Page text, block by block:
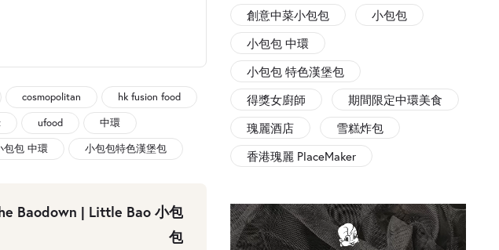
cosmopolitan
hk fusion food
ufood
中環
包包 中環 小包包特色漢堡包
Baodown | Little Bao 小包
包
創意中菜小包包
小包包
小包包 中環
小包包 特色漢堡包
得獎女廚師
期間限定中環美食
瑰麗酒店
雪糕炸包
香港瑰麗 PlaceMaker